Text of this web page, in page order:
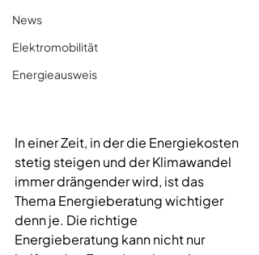
News
Elektromobilität
Energieausweis
In einer Zeit, in der die Energiekosten
stetig steigen und der Klimawandel
immer drängender wird, ist das
Thema Energieberatung wichtiger
denn je. Die richtige
Energieberatung kann nicht nur